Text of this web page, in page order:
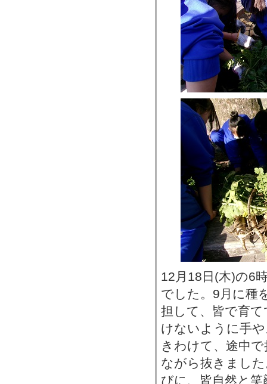
12月18日(木)の6
でした。9月に種
担して、皆で育
けないように手
きわけて、途中
ながら抜きまし
びに、皆自然と